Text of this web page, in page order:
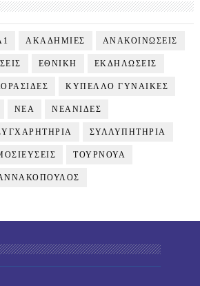
ΑΚΑΔΗΜΙΕΣ ΑΝΑΚΟΙΝΩΣΕΙΣ
ΕΘΝΙΚΗ ΕΚΔΗΛΩΣΕΙΣ
ΚΥΠΕΛΛΟ ΓΥΝΑΙΚΕΣ
ΝΕΑ ΝΕΑΝΙΔΕΣ
ΣΥΛΛΥΠΗΤΗΡΙΑ
ΤΟΥΡΝΟΥΑ